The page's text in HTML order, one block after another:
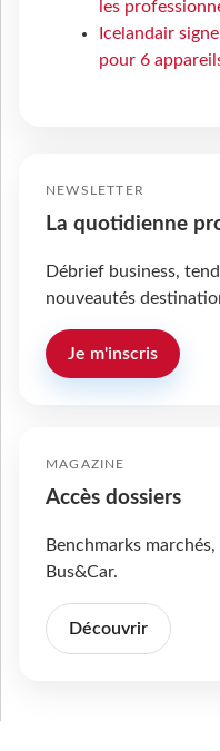
les
Icelandair
pour 6
NEWSLETTER
La quotidienne
Débrief business,
nouveautés
Je m'inscris
MAGAZINE
Accès dossiers
Benchmarks
Bus&Car.
Découvrir